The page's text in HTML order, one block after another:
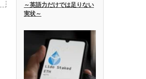
～英語力だけでは足りない
実状～